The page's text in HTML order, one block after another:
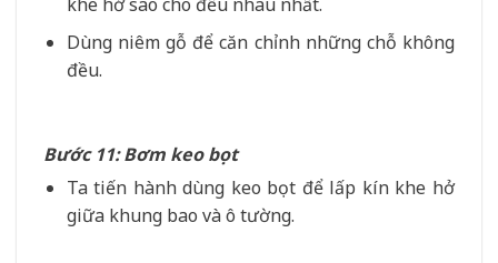
Dùng niêm gỗ để căn chỉnh những chỗ không
đều.
Bước 11: Bơm keo bọt
Ta tiến hành dùng keo bọt để lấp kín khe hở
giữa khung bao và ô tường.